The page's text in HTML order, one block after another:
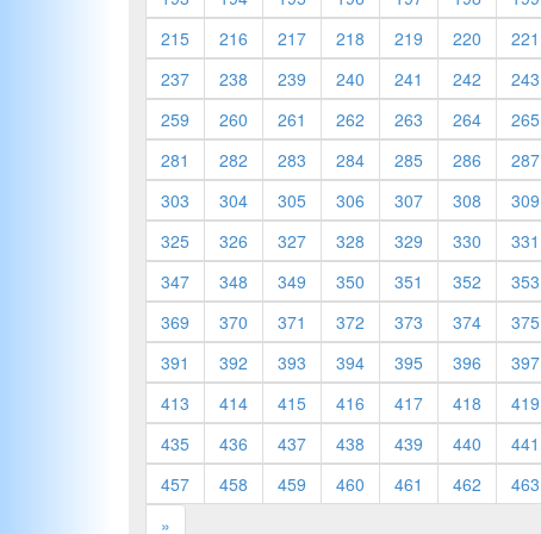
215
216 217 218 219 220 221
237
238 239 240 241 242 243
259
260 261 262 263 264 265
281
282 283 284 285 286 287
303
304 305 306 307 308 309
325
326 327 328 329 330 331
347
348 349 350 351 352 353
369
370 371 372 373 374 375
391
392 393 394 395 396 397
413
414 415 416 417 418 419
435
436 437 438 439 440 441
457
458 459 460 461 462 463
»